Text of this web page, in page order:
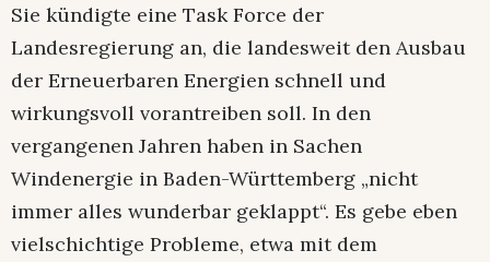
Sie kündigte eine Task Force der
Landesregierung an, die landesweit den Ausbau
der Erneuerbaren Energien schnell und
wirkungsvoll vorantreiben soll. In den
vergangenen Jahren haben in Sachen
Windenergie in Baden-Württemberg „nicht
immer alles wunderbar geklappt“. Es gebe eben
vielschichtige Probleme, etwa mit dem